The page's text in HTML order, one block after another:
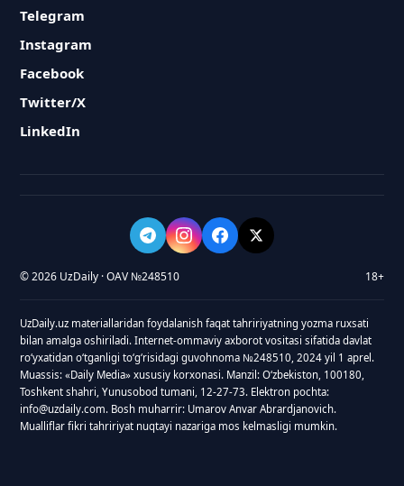
Telegram
Instagram
Facebook
Twitter/X
LinkedIn
© 2026 UzDaily · OAV №248510 18+
UzDaily.uz materiallaridan foydalanish faqat tahririyatning yozma ruxsati
bilan amalga oshiriladi. Internet-ommaviy axborot vositasi sifatida davlat
roʻyxatidan oʻtganligi toʻgʻrisidagi guvohnoma №248510, 2024 yil 1 aprel.
Muassis: «Daily Media» xususiy korxonasi. Manzil: Oʻzbekiston, 100180,
Toshkent shahri, Yunusobod tumani, 12-27-73. Elektron pochta:
info@uzdaily.com. Bosh muharrir: Umarov Anvar Abrardjanovich.
Mualliflar fikri tahririyat nuqtayi nazariga mos kelmasligi mumkin.